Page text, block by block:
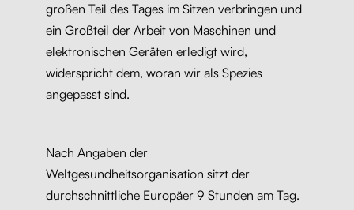
großen Teil des Tages im Sitzen verbringen und
ein Großteil der Arbeit von Maschinen und
elektronischen Geräten erledigt wird,
widerspricht dem, woran wir als Spezies
angepasst sind.
Nach Angaben der
Weltgesundheitsorganisation sitzt der
durchschnittliche Europäer 9 Stunden am Tag.